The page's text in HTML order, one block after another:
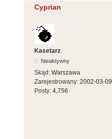
Cyprian
Kasetarz
Nieaktywny
Skąd: Warszawa
Zarejestrowany: 2002-03-09
Posty: 4,756